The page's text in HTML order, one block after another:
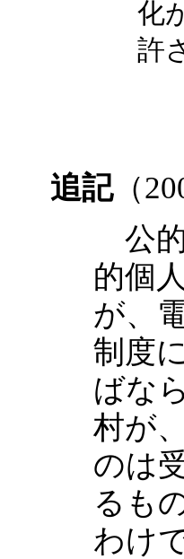
化
許
追記（
公的
的個
が、
制度
ばな
村が
のは
るも
わけ